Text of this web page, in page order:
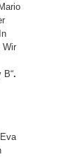
Wir
B“.